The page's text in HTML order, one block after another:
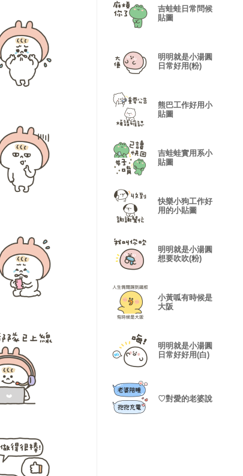
吉蛙蛙日常問候
貼圖
明明就是小湯圓
日常好用(粉)
熊巴工作好用小
貼圖
吉蛙蛙實用系小
貼圖
快樂小狗工作好
用的小貼圖
明明就是小湯圓
想要吹吹(粉)
小黃呱有時候是
大阪
明明就是小湯圓
日常好好用(白)
♡對愛的老婆說